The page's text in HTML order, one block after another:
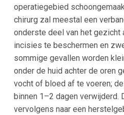
operatiegebied
chirurg zal meestal een
onderste deel van het gezicht
incisies te beschermen en
sommige gevallen worden
onder de huid achter de oren
vocht of bloed af te voeren;
binnen 1–2 dagen verwijderd.
vervolgens naar een